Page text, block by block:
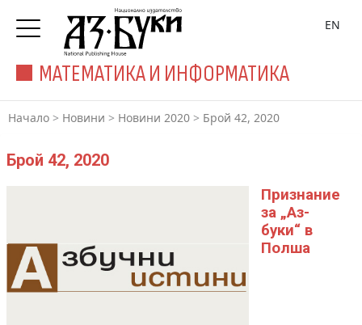
МАТЕМАТИКА И ИНФОРМАТИКА
EN
Начало > Новини > Новини 2020 > Брой 42, 2020
Брой 42, 2020
Признание
за „Аз-
буки“ в
Полша